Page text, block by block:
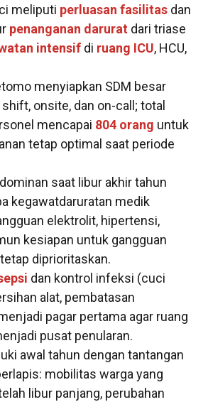
meliputi perluasan fasilitas dan
penanganan darurat dari triase
intensif di ruang ICU, HCU,
menyiapkan SDM besar
onsite, dan on-call; total
mencapai 804 orang untuk
tetap optimal saat periode
saat libur akhir tahun
kegawatdaruratan medik
elektrolit, hipertensi,
kesiapan untuk gangguan
diprioritaskan.
dan kontrol infeksi (cuci
alat, pembatasan
pagar pertama agar ruang
pusat penularan.
awal tahun dengan tantangan
mobilitas warga yang
libur panjang, perubahan